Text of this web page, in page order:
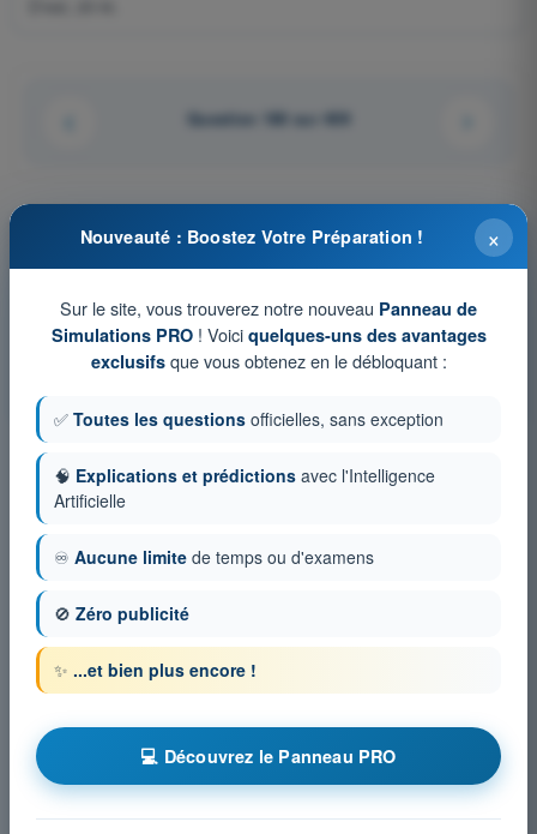
Question 180 sur 409
Tests d'entraînement et examens blancs
chronométrés QCM ULM - Ultra Léger Motorisé
Simulation d'examen ULM - Aérodynamique
QCM d'Entraînement ULM - Aérodynamique
×
Nouveauté : Boostez Votre Préparation !
Sur le site, vous trouverez notre nouveau Panneau de
Simulations PRO! Voici quelques-uns des avantages
exclusifsque vous obtenez en le débloquant :
✅ Toutes les questions officielles, sans exception
🧠 Explications et prédictions avec l'Intelligence
Artificielle
♾️ Aucune limite de temps ou d'examens
🚫 Zéro publicité
✨ ...et bien plus encore !
💻 Découvrez le Panneau PRO